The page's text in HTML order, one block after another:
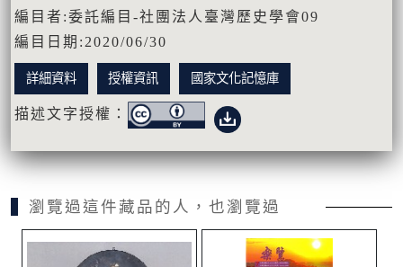
編目者:委託編目-社團法人臺灣歷史學會09
編目日期:2020/06/30
詳細資料 授權資訊 國家文化記憶庫
描述文字授權：
瀏覽過這件藏品的人，也瀏覽過